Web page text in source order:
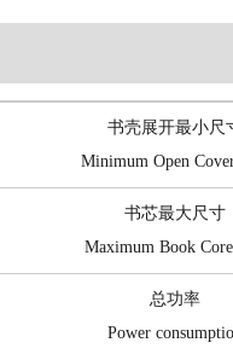
书壳展开最小尺
Minimum Open
书芯最大尺寸
Maximum Book
总功率
Power